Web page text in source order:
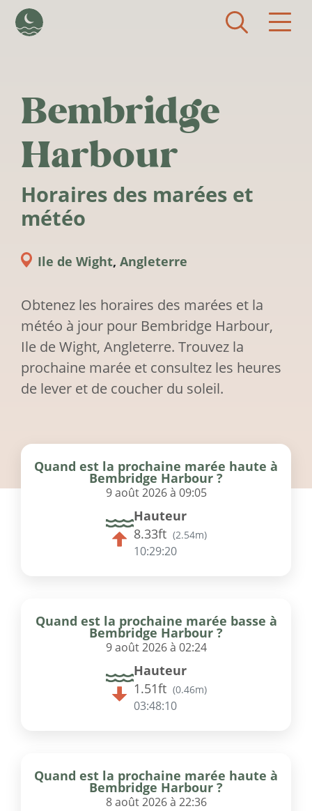
Bembridge
Harbour
Horaires des marées et
météo
Ile de Wight, Angleterre
Obtenez les horaires des marées et la
météo à jour pour Bembridge Harbour,
Ile de Wight, Angleterre. Trouvez la
prochaine marée et consultez les heures
de lever et de coucher du soleil.
Quand est la prochaine marée haute à
Bembridge Harbour ?
9 août 2026 à 09:05
Hauteur
8.33ft (2.54m)
10:29:20
Quand est la prochaine marée basse à
Bembridge Harbour ?
9 août 2026 à 02:24
Hauteur
1.51ft (0.46m)
03:48:10
Quand est la prochaine marée haute à
Bembridge Harbour ?
8 août 2026 à 22:36